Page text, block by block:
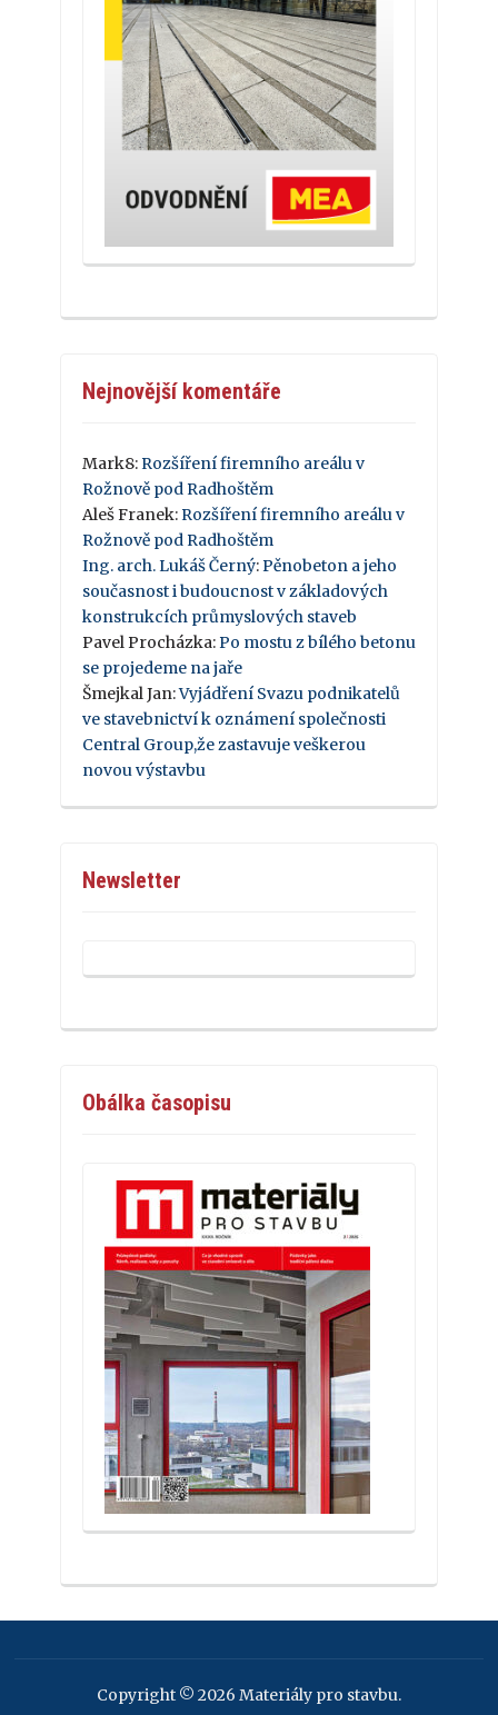
Nejnovější komentáře
Mark8:Rozšíření firemního areálu v
Rožnově pod Radhoštěm
Aleš Franek:Rozšíření firemního areálu v
Rožnově pod Radhoštěm
Ing. arch. Lukáš Černý:Pěnobeton a jeho
současnost i budoucnost v základových
konstrukcích průmyslových staveb
Pavel Procházka:Po mostu z bílého betonu
se projedeme na jaře
Šmejkal Jan:Vyjádření Svazu podnikatelů
ve stavebnictví k oznámení společnosti
Central Group,že zastavuje veškerou
novou výstavbu
Newsletter
Obálka časopisu
Copyright © 2026 Materiály pro stavbu.